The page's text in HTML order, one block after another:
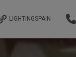
LIGHTINGSPAIN